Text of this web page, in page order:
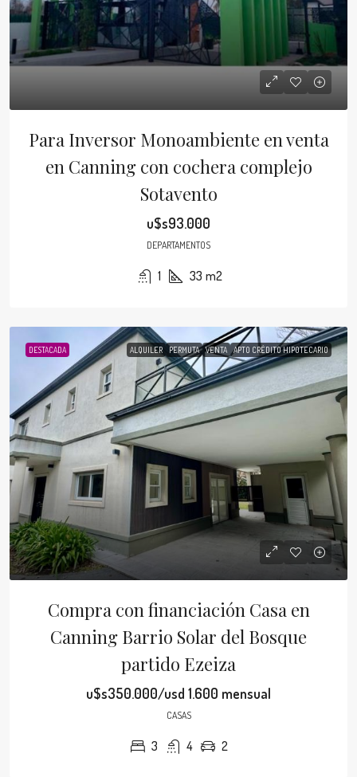
Para Inversor Monoambiente en venta
en Canning con cochera complejo
Sotavento
u$s93.000
DEPARTAMENTOS
1 33 m2
DESTACADA ALQUILER PERMUTA VENTA APTO CRÉDITO HIPOTECARIO
Compra con financiación Casa en
Canning Barrio Solar del Bosque
partido Ezeiza
u$s350.000/usd 1.600 mensual
CASAS
3 4 2